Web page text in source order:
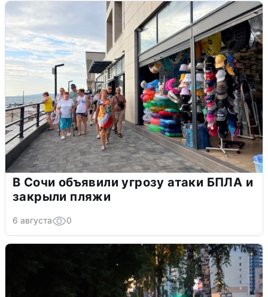
В Сочи объявили угрозу атаки БПЛА и
закрыли пляжи
6 августа 0